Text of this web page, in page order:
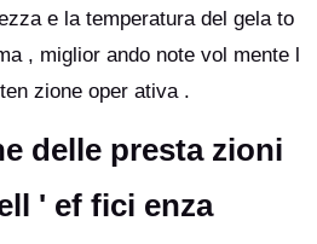
e la temperatura del gela to
, miglior ando note vol mente l
zione oper ativa .
delle presta zioni
' ef fici enza